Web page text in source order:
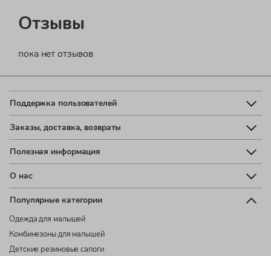
Отзывы
пока нет отзывов
Поддержка пользователей
Заказы, доставка, возвраты
Полезная информация
О нас
Популярные категории
Одежда для малышей
Комбинезоны для малышей
Детские резиновые сапоги